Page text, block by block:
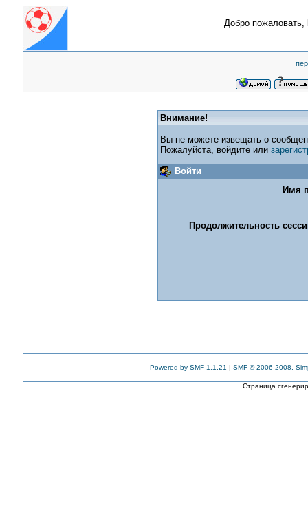
Добро пожаловать,
Внимание!
Вы не можете извещать о
Пожалуйста, войдите или
Войти
Имя
Продолжительность
Powered by SMF 1.1.21 | SMF © 2006-2008,
Страница